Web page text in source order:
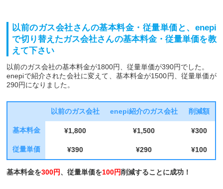
以前のガス会社さんの基本料金・従量単価と、enepi
で切り替えたガス会社さんの基本料金・従量単価を教
えて下さい
以前のガス会社の基本料金が1800円、従量単価が390円でした。
enepiで紹介された会社に変えて、基本料金が1500円、従量単価が
290円になりました。
以前のガス会社 enepi紹介のガス会社 削減額
基本料金 ¥1,800 ¥1,500 ¥300
従量単価 ¥390 ¥290 ¥100
基本料金を300円、従量単価を100円削減することに成功！